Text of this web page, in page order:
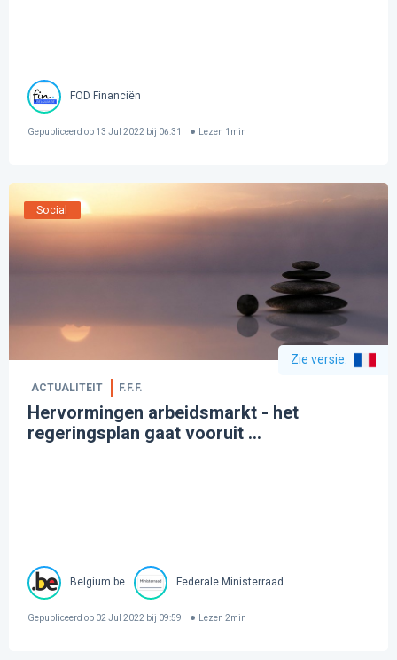
FOD Financiën
Gepubliceerd op 13 Jul 2022 bij 06:31 Lezen 1 min
Social
Zie versie:
ACTUALITEIT F.F.F.
Hervormingen arbeidsmarkt - het
regeringsplan gaat vooruit ...
Belgium.be Federale Ministerraad
Gepubliceerd op 02 Jul 2022 bij 09:59 Lezen 2min